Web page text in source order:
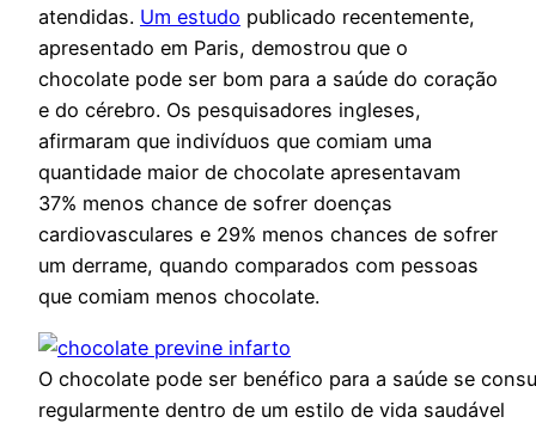
atendidas. Um estudo publicado recentemente,
apresentado em Paris, demostrou que o
chocolate pode ser bom para a saúde do coração
e do cérebro. Os pesquisadores ingleses,
afirmaram que indivíduos que comiam uma
quantidade maior de chocolate apresentavam
37% menos chance de sofrer doenças
cardiovasculares e 29% menos chances de sofrer
um derrame, quando comparados com pessoas
que comiam menos chocolate.
O chocolate pode ser benéfico para a saúde se
regularmente dentro de um estilo de vida saudável